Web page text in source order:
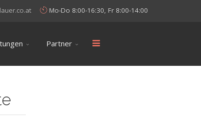
Mo-Do 8:00-16:30, Fr 8:00-14:00
Partner